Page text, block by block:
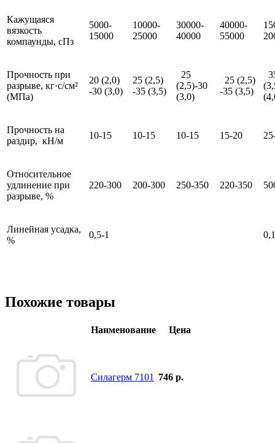
Кажущаяся
вязкость
компаунды, сПз
5000-
15000
10000-
25000
30000-
40000
40000-
55000
Прочность при
разрыве, кг·с/см²
(МПа)
20 (2,0)
-30 (3,0)
25 (2,5)
-35 (3,5)
25
(2,5)-30
(3,0)
25 (2,5)
-35 (3,5)
Прочность на
раздир, кН/м
10-15 10-15 10-15 15-20
Относительное
удлинение при
разрыве, %
220-300 200-300 250-350 220-350
Линейная усадка,
%
0,5-1
Похожие товары
Наименование Цена
Силагерм 7101 746 р.